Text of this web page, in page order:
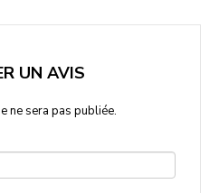
UN AVIS
ne sera pas publiée.